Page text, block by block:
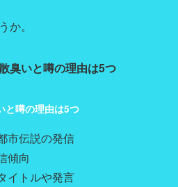
か。
臭いと噂の理由は5つ
と噂の理由は5つ
市伝説の発信
傾向
イトルや発言